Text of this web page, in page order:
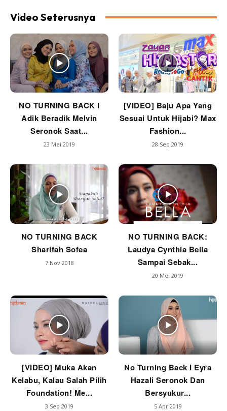
Video Seterusnya
NO TURNING BACK I
Adik Beradik Melvin
Seronok Saat...
23 Mei 2019
[VIDEO] Baju Apa Yang
Sesuai Untuk Hijabi? Max
Fashion...
28 Sep 2019
NO TURNING BACK
Sharifah Sofea
7 Nov 2018
NO TURNING BACK:
Laudya Cynthia Bella
Sampai Sebak...
20 Mei 2019
[VIDEO] Muka Akan
Kelabu, Kalau Salah Pilih
Foundation! Me...
3 Sep 2019
No Turning Back I Eyra
Hazali Seronok Dan
Bersyukur...
5 Apr 2019